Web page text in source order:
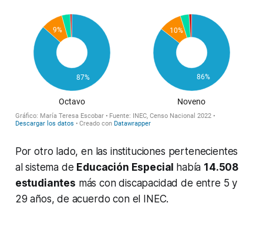
Por otro lado, en las instituciones pertenecientes
al sistema de Educación Especial había 14.508
estudiantes más con discapacidad de entre 5 y
29 años, de acuerdo con el INEC.